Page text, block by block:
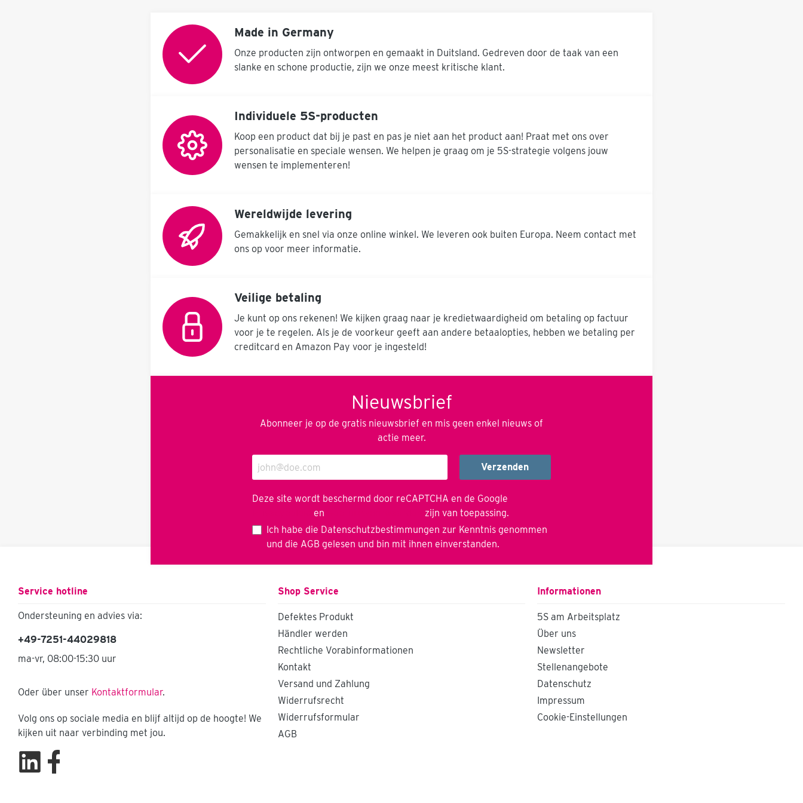
Praktische Vorlage für eine
schnelle und schlanke
Kommunikation zu Ihrer
möchte.
Made in Germany
Onze producten zijn ontworpen en gemaakt in Duitsland. Gedreven door de taak van een
slanke en schone productie, zijn we onze meest kritische klant.
Individuele 5S-producten
Koop een product dat bij je past en pas je niet aan het product aan! Praat met ons over
personalisatie en speciale wensen. We helpen je graag om je 5S-strategie volgens jouw
wensen te implementeren!
Wereldwijde levering
Gemakkelijk en snel via onze online winkel. We leveren ook buiten Europa. Neem contact met
ons op voor meer informatie.
Veilige betaling
Je kunt op ons rekenen! We kijken graag naar je kredietwaardigheid om betaling op factuur
voor je te regelen. Als je de voorkeur geeft aan andere betaalopties, hebben we betaling per
creditcard en Amazon Pay voor je ingesteld!
Nieuwsbrief
Abonneer je op de gratis nieuwsbrief en mis geen enkel nieuws of
actie meer.
Verzenden
Deze site wordt beschermd door reCAPTCHA en de Google
en
zijn van toepassing.
Ich habe die Datenschutzbestimmungen zur Kenntnis genommen
und die AGB gelesen und bin mit ihnen einverstanden.
Service hotline
Ondersteuning en advies via:
+49-7251-44029818
ma-vr, 08:00-15:30 uur
Oder über unser Kontaktformular.
Volg ons op sociale media en blijf altijd op de hoogte! We
kijken uit naar verbinding met jou.
Shop Service
Defektes Produkt
Händler werden
Rechtliche Vorabinformationen
Kontakt
Versand und Zahlung
Widerrufsrecht
Widerrufsformular
AGB
Informationen
5S am Arbeitsplatz
Über uns
Newsletter
Stellenangebote
Datenschutz
Impressum
Cookie-Einstellungen